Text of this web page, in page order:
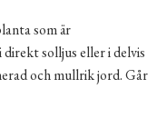
som är
direkt solljus eller i delvis
och mullrik jord. Går